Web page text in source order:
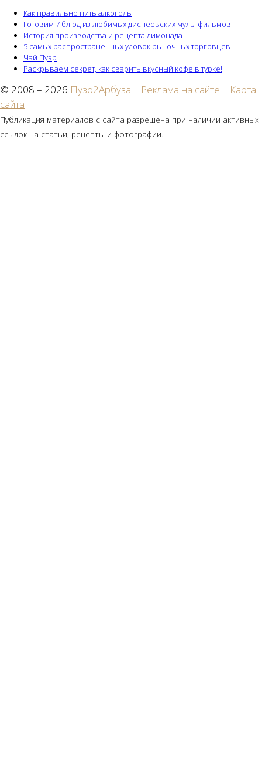
Как правильно пить алкоголь
Готовим 7 блюд из любимых диснеевских мультфильмов
История производства и рецепта лимонада
5 самых распространенных уловок рыночных торговцев
Чай Пуэр
Раскрываем секрет, как сварить вкусный кофе в турке!
© 2008 – 2026 Пузо2Арбуза | Реклама на сайте | Карта
сайта
Публикация материалов с сайта разрешена при наличии активных
ссылок на статьи, рецепты и фотографии.